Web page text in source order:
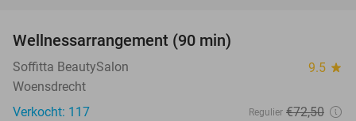
Wellnessarrangement (90 min)
Soffitta BeautySalon 9.5 star
Woensdrecht
Verkocht: 117
Regulier €72,50